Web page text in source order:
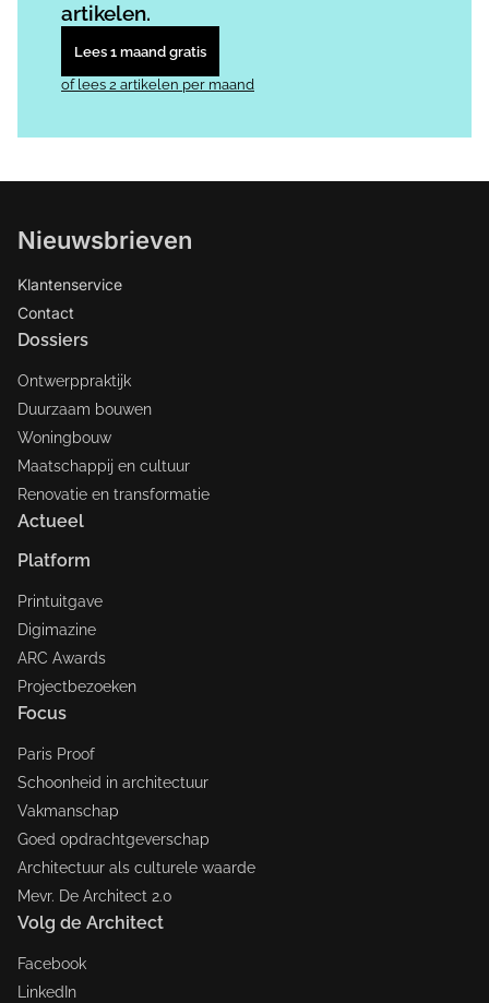
artikelen.
Lees 1 maand gratis
of lees 2 artikelen per maand
Nieuwsbrieven
Klantenservice
Contact
Dossiers
Ontwerppraktijk
Duurzaam bouwen
Woningbouw
Maatschappij en cultuur
Renovatie en transformatie
Actueel
Platform
Printuitgave
Digimazine
ARC Awards
Projectbezoeken
Focus
Paris Proof
Schoonheid in architectuur
Vakmanschap
Goed opdrachtgeverschap
Architectuur als culturele waarde
Mevr. De Architect 2.0
Volg de Architect
Facebook
LinkedIn